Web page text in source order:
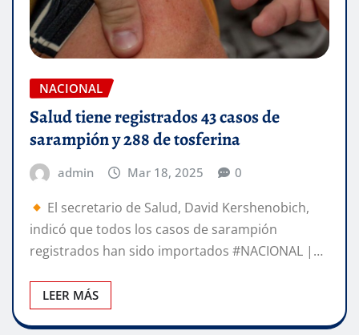
NACIONAL
Salud tiene registrados 43 casos de
sarampión y 288 de tosferina
admin Mar 18, 2025 0
El secretario de Salud, David Kershenobich,
indicó que todos los casos de sarampión
registrados han sido importados #NACIONAL |…
LEER MÁS